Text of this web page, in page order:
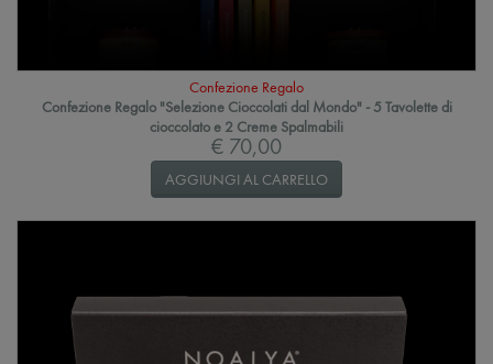
Confezione Regalo
Confezione Regalo "Selezione Cioccolati dal Mondo" - 5 Tavolette di
cioccolato e 2 Creme Spalmabili
€ 70,00
AGGIUNGI AL CARRELLO